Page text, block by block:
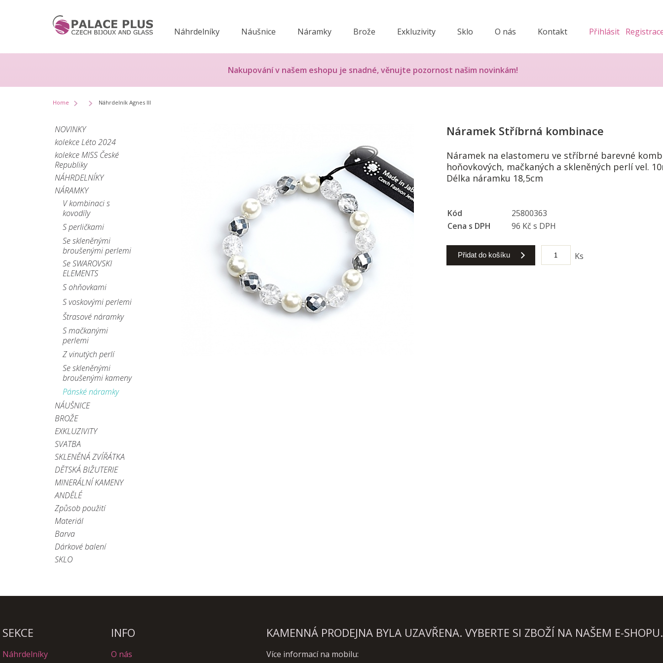
Náhrdelníky Náušnice Náramky Brože Exkluzivity Sklo O nás Kontakt Přihlásit
Nakupování v našem eshopu je snadné, věnujte pozornost našim novinkám!
Home Náhrdelník Agnes III
NOVINKY
kolekce Léto 2024
kolekce MISS České
Republiky
NÁHRDELNÍKY
NÁRAMKY
V kombinaci s
kovodíly
S perličkami
Se skleněnými
broušenými perlemi
Se SWAROVSKI
ELEMENTS
S ohňovkami
S voskovými perlemi
Štrasové náramky
S mačkanými
perlemi
Z vinutých perlí
Se skleněnými
broušenými kameny
Pánské náramky
NÁUŠNICE
BROŽE
EXKLUZIVITY
SVATBA
SKLENĚNÁ ZVÍŘÁTKA
DĚTSKÁ BIŽUTERIE
MINERÁLNÍ KAMENY
ANDĚLÉ
Způsob použití
Materiál
Barva
Dárkové balení
SKLO
Náramek Stříbrná kombinace
Náramek na elastomeru ve stříbrné barevné
hoňovkových, mačkaných a skleněných perlí vel.
Délka náramku 18,5cm
Kód
25800363
Cena s DPH
96 Kč s DPH
Přidat do košíku Ks
SEKCE INFO KAMENNÁ PRODEJNA BYLA UZAVŘENA. VYBERTE SI ZBOŽÍ NA NAŠEM E-SHOPU.
Náhrdelníky
O nás
Více informací na mobilu: